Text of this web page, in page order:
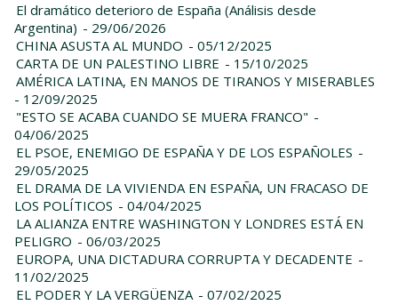
El dramático deterioro de España (Análisis desde
Argentina) - 29/06/2026
CHINA ASUSTA AL MUNDO - 05/12/2025
CARTA DE UN PALESTINO LIBRE - 15/10/2025
AMÉRICA LATINA, EN MANOS DE TIRANOS Y MISERABLES
- 12/09/2025
"ESTO SE ACABA CUANDO SE MUERA FRANCO" -
04/06/2025
EL PSOE, ENEMIGO DE ESPAÑA Y DE LOS ESPAÑOLES -
29/05/2025
EL DRAMA DE LA VIVIENDA EN ESPAÑA, UN FRACASO DE
LOS POLÍTICOS - 04/04/2025
LA ALIANZA ENTRE WASHINGTON Y LONDRES ESTÁ EN
PELIGRO - 06/03/2025
EUROPA, UNA DICTADURA CORRUPTA Y DECADENTE -
11/02/2025
EL PODER Y LA VERGÜENZA - 07/02/2025